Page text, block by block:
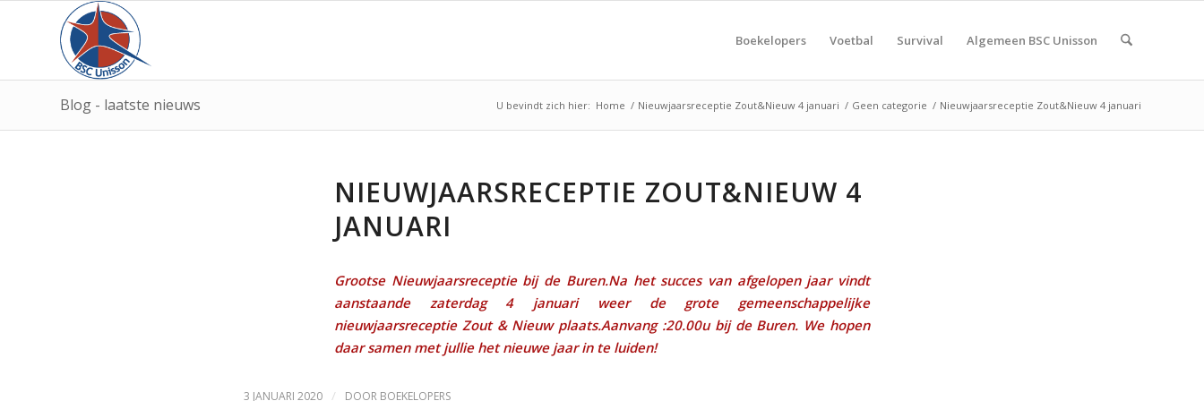
Boekelopers Voetbal Survival Algemeen BSC Unisson
Blog - laatste nieuws U bevindt zich hier: Home / Nieuwjaarsreceptie Zout&Nieuw 4 januari / Geen categorie / Nieuwjaarsreceptie Zout&Nieuw 4 januari
NIEUWJAARSRECEPTIE ZOUT&NIEUW 4
JANUARI
Grootse Nieuwjaarsreceptie bij de Buren.Na het succes van afgelopen jaar vindt
aanstaande zaterdag 4 januari weer de grote gemeenschappelijke
nieuwjaarsreceptie Zout & Nieuw plaats.Aanvang :20.00u bij de Buren. We hopen
daar samen met jullie het nieuwe jaar in te luiden!
3 JANUARI 2020 / DOOR BOEKELOPERS